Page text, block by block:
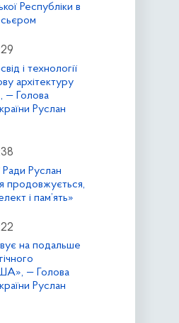
Республіки в
і технології
архітектуру
— Голова
Руслан
Ради Руслан
продовжується,
і пам’ять»
на подальше
— Голова
Руслан